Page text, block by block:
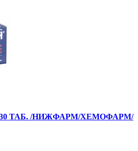
ТАБ. /НИЖФАРМ/ХЕМОФАРМ/